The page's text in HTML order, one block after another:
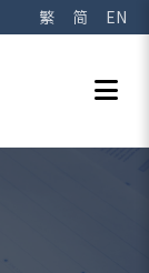
繁 简 EN